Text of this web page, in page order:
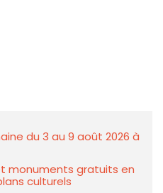
du 3 au 9 août 2026 à
monuments gratuits en
culturels